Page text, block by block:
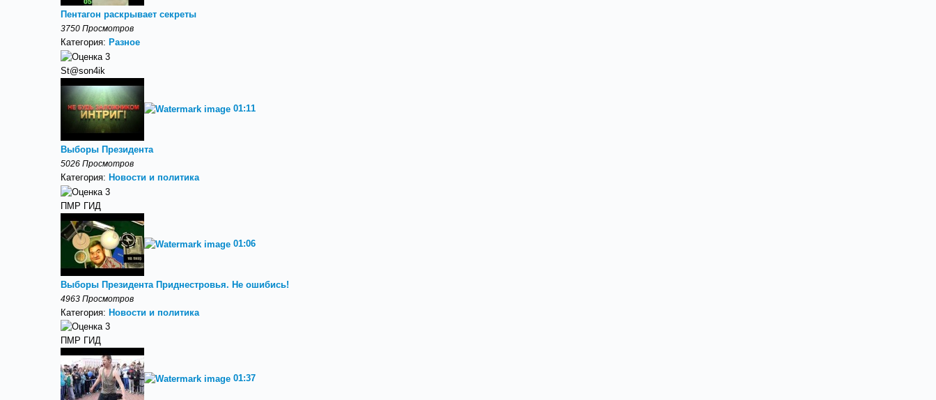
Пентагон раскрывает секреты
3750 Просмотров
Категория: Разное
St@son4ik
01:11
Выборы Президента
5026 Просмотров
Категория: Новости и политика
ПМР ГИД
01:06
Выборы Президента Приднестровья. Не ошибись!
4963 Просмотров
Категория: Новости и политика
ПМР ГИД
01:37